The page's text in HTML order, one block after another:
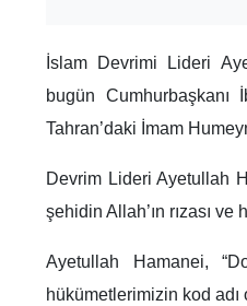
İslam Devrimi Lideri
bugün
Tahran’daki İmam
Devrim Lideri Ayetullah
şehidin Allah’ın rızası ve
Ayetullah Hamanei,
hükümetlerimizin kod adı